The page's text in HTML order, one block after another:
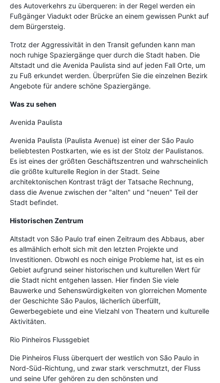
des Autoverkehrs zu überqueren: in der Regel werden ein
Fußgänger Viadukt oder Brücke an einem gewissen Punkt auf
dem Bürgersteig.
Trotz der Aggressivität in den Transit gefunden kann man
noch ruhige Spaziergänge quer durch die Stadt haben. Die
Altstadt und die Avenida Paulista sind auf jeden Fall Orte, um
zu Fuß erkundet werden. Überprüfen Sie die einzelnen Bezirk
Angebote für andere schöne Spaziergänge.
Was zu sehen
Avenida Paulista
Avenida Paulista (Paulista Avenue) ist einer der São Paulo
beliebtesten Postkarten, wie es ist der Stolz der Paulistanos.
Es ist eines der größten Geschäftszentren und wahrscheinlich
die größte kulturelle Region in der Stadt. Seine
architektonischen Kontrast trägt der Tatsache Rechnung,
dass die Avenue zwischen der "alten" und "neuen" Teil der
Stadt befindet.
Historischen Zentrum
Altstadt von São Paulo traf einen Zeitraum des Abbaus, aber
es allmählich erholt sich mit den letzten Projekte und
Investitionen. Obwohl es noch einige Probleme hat, ist es ein
Gebiet aufgrund seiner historischen und kulturellen Wert für
die Stadt nicht entgehen lassen. Hier finden Sie viele
Bauwerke und Sehenswürdigkeiten von glorreichen Momente
der Geschichte São Paulos, lächerlich überfüllt,
Gewerbegebiete und eine Vielzahl von Theatern und kulturelle
Aktivitäten.
Rio Pinheiros Flussgebiet
Die Pinheiros Fluss überquert der westlich von São Paulo in
Nord-Süd-Richtung, und zwar stark verschmutzt, der Fluss
und seine Ufer gehören zu den schönsten und